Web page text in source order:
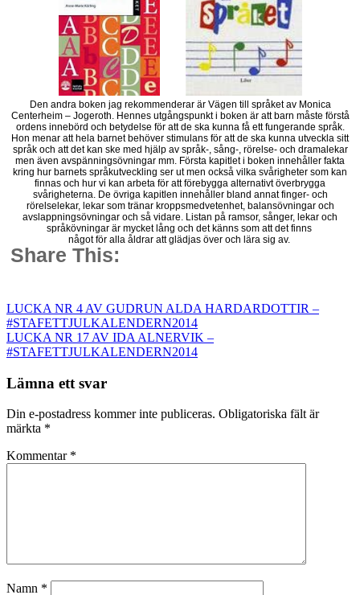
Den andra boken jag rekommenderar är Vägen till språket av Monica
Centerheim – Jogeroth. Hennes utgångspunkt i boken är att barn måste förstå
ordens innebörd och betydelse för att de ska kunna få ett fungerande språk.
Hon menar att hela barnet behöver stimulans för att de ska kunna utveckla sitt
språk och att det kan ske med hjälp av språk-, sång-, rörelse- och dramalekar
men även avspänningsövningar mm. Första kapitlet i boken innehåller fakta
kring hur barnets språkutveckling ser ut men också vilka svårigheter som kan
finnas och hur vi kan arbeta för att förebygga alternativt överbrygga
svårigheterna. De övriga kapitlen innehåller bland annat finger- och
rörelselekar, lekar som tränar kroppsmedvetenhet, balansövningar och
avslappningsövningar och så vidare. Listan på ramsor, sånger, lekar och
språkövningar är mycket lång och det känns som att det finns
något för alla åldrar att glädjas över och lära sig av.
Share This:
LUCKA NR 4 AV GUDRUN ALDA HARDARDOTTIR –
#STAFETTJULKALENDERN2014
LUCKA NR 17 AV IDA ALNERVIK –
#STAFETTJULKALENDERN2014
Lämna ett svar
Din e-postadress kommer inte publiceras. Obligatoriska fält är
märkta *
Kommentar *
Namn *